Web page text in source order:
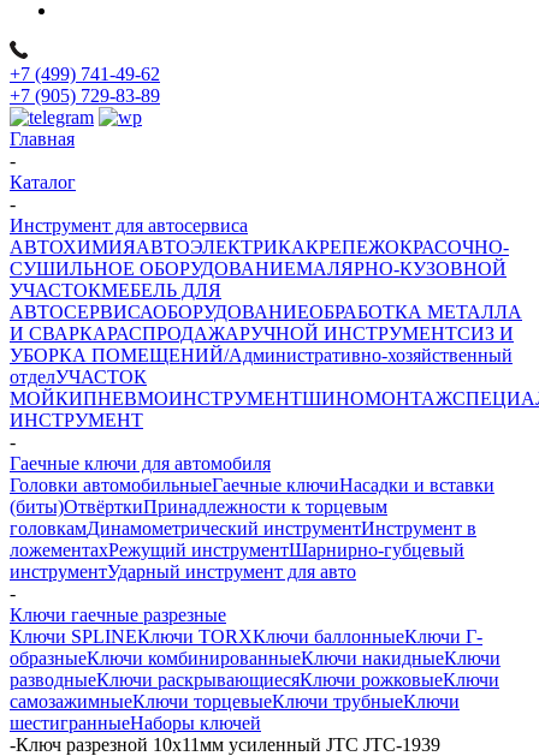
+7 (499) 741-49-62
+7 (905) 729-83-89
Главная
-
Каталог
-
Инструмент для автосервиса
АВТОХИМИЯАВТОЭЛЕКТРИКАКРЕПЕЖОКРАСОЧНО-
СУШИЛЬНОЕ ОБОРУДОВАНИЕМАЛЯРНО-КУЗОВНОЙ
УЧАСТОКМЕБЕЛЬ ДЛЯ
АВТОСЕРВИСАОБОРУДОВАНИЕОБРАБОТКА МЕТАЛЛА
И СВАРКАРАСПРОДАЖАРУЧНОЙ ИНСТРУМЕНТСИЗ И
УБОРКА ПОМЕЩЕНИЙ/Административно-хозяйственный
отделУЧАСТОК
МОЙКИПНЕВМОИНСТРУМЕНТШИНОМОНТАЖ
ИНСТРУМЕНТ
-
Гаечные ключи для автомобиля
Головки автомобильныеГаечные ключиНасадки и вставки
(биты)ОтвёрткиПринадлежности к торцевым
головкамДинамометрический инструментИнструмент в
ложементахРежущий инструментШарнирно-губцевый
инструментУдарный инструмент для авто
-
Ключи гаечные разрезные
Ключи SPLINEКлючи TORXКлючи баллонныеКлючи Г-
образныеКлючи комбинированныеКлючи накидныеКлючи
разводныеКлючи раскрывающиесяКлючи рожковыеКлючи
самозажимныеКлючи торцевыеКлючи трубныеКлючи
шестигранныеНаборы ключей
-Ключ разрезной 10х11мм усиленный JTC JTC-1939